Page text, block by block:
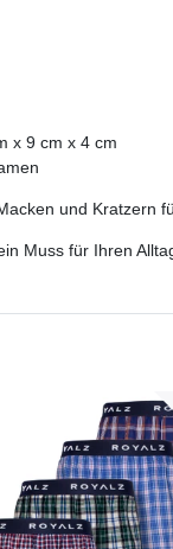
x 9 cm x 4 cm
und Kratzern
Muss für Ihren